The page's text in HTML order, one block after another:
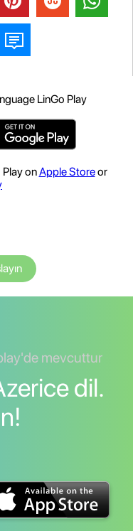
LinGo Play
onApple Storeor
mevcuttur
dil.